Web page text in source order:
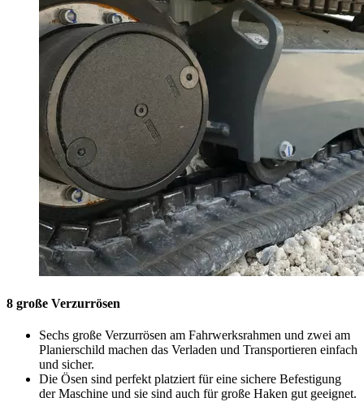
8 große Verzurrösen
Sechs große Verzurrösen am Fahrwerksrahmen und zwei am
Planierschild machen das Verladen und Transportieren einfach
und sicher.
Die Ösen sind perfekt platziert für eine sichere Befestigung
der Maschine und sie sind auch für große Haken gut geeignet.